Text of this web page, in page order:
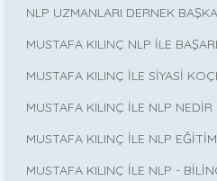
NLP UZMANLARI DERNEK
MUSTAFA KILINÇ NLP İLE
MUSTAFA KILINÇ İLE SİYASİ
MUSTAFA KILINÇ İLE NLP NEDİR
MUSTAFA KILINÇ İLE NLP
MUSTAFA KILINÇ İLE NLP -